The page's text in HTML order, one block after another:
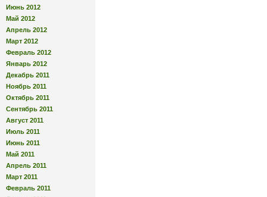
Июнь 2012
Май 2012
Апрель 2012
Март 2012
Февраль 2012
Январь 2012
Декабрь 2011
Ноябрь 2011
Октябрь 2011
Сентябрь 2011
Август 2011
Июль 2011
Июнь 2011
Май 2011
Апрель 2011
Март 2011
Февраль 2011